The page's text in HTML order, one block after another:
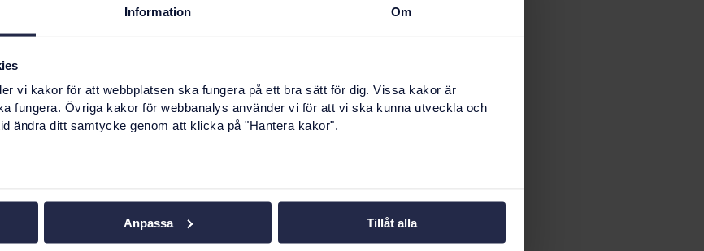
Information Om
vi kakor för att webbplatsen ska fungera på ett bra sätt för dig. Vissa kakor är
fungera. Övriga kakor för webbanalys använder vi för att vi ska kunna utveckla och
ändra ditt samtycke genom att klicka på "Hantera kakor".
Anpassa Tillåt alla
är i full drift
2025, 11:50
är i full drift
är i full drift
2025, 22:58
är för tillfället nere